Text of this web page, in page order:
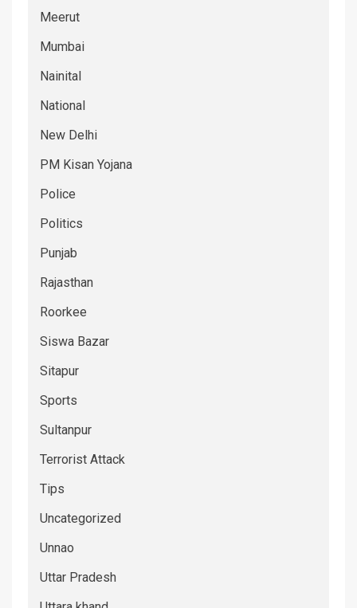
Meerut
Mumbai
Nainital
National
New Delhi
PM Kisan Yojana
Police
Politics
Punjab
Rajasthan
Roorkee
Siswa Bazar
Sitapur
Sports
Sultanpur
Terrorist Attack
Tips
Uncategorized
Unnao
Uttar Pradesh